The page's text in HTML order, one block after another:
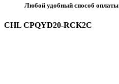
Любой удобный способ оплаты
CHL CPQYD20-RCK2C